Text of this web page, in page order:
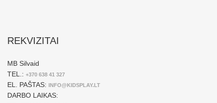
REKVIZITAI
MB Silvaid
TEL.: +370 638 41 327
EL. PAŠTAS: INFO@KIDSPLAY.LT
DARBO LAIKAS: